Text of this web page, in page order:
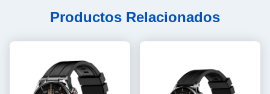
Productos Relacionados